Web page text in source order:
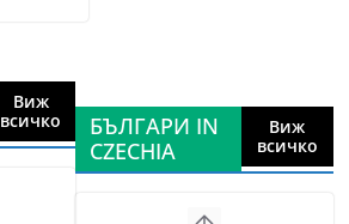
Виж
всичко
БЪЛГАРИ IN
CZECHIA
Виж
всичко